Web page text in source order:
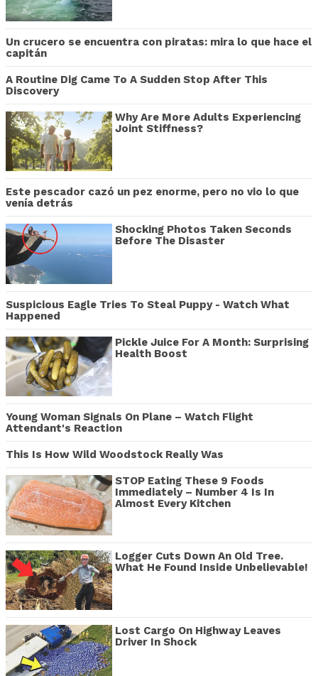
Un crucero se encuentra con piratas: mira lo que hace el
capitán
A Routine Dig Came To A Sudden Stop After This
Discovery
Why Are More Adults Experiencing
Joint Stiffness?
Este pescador cazó un pez enorme, pero no vio lo que
venía detrás
Shocking Photos Taken Seconds
Before The Disaster
Suspicious Eagle Tries To Steal Puppy - Watch What
Happened
Pickle Juice For A Month: Surprising
Health Boost
Young Woman Signals On Plane – Watch Flight
Attendant's Reaction
This Is How Wild Woodstock Really Was
STOP Eating These 9 Foods
Immediately – Number 4 Is In
Almost Every Kitchen
Logger Cuts Down An Old Tree.
What He Found Inside Unbelievable!
Lost Cargo On Highway Leaves
Driver In Shock